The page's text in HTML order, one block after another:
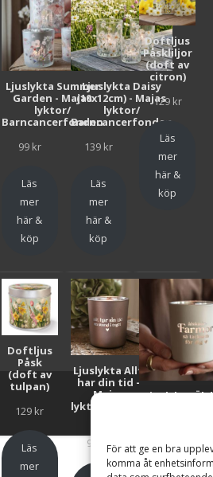
För att ge en bra
komma åt
Ljuslykta Summer
Garden - Majas
lyktor/
Barncancerfonden
99 kr
Läs
mer
här &
köp
Ljuslykta Daisy
(10x12cm) - Majas
lyktor/
Barncancerfonden
139 kr
Läs
mer
här &
köp
Doftljus
Påskliljor
(doft av
citron)
129 kr
Läs
mer
här &
köp
Doftljus
Påsk
(doft av
tulpan)
129 kr
Läs
mer
Ljuslykta Allt
har din tid -
Majas
lyktor/Suicide
99
kr
Ljuslykta
99kr